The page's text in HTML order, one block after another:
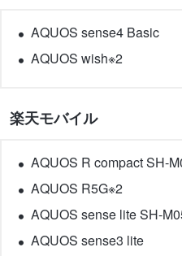
AQUOS sense4 Basic
AQUOS wish※2
楽天モバイル
AQUOS R compact SH-
AQUOS R5G※2
AQUOS sense lite SH-
AQUOS sense3 lite